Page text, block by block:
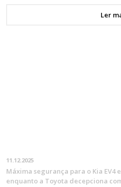
Ler
11.12.2025
Máxima segurança para o Kia EV4
enquanto a Toyota decepciona